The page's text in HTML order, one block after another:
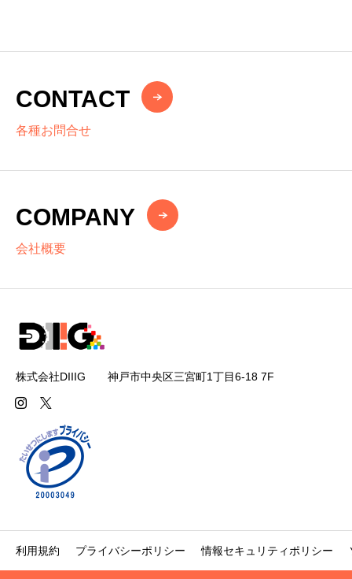
CONTACT
各種お問合せ
COMPANY
会社概要
株式会社DIIIG 神戸市中央区三宮町1丁目6-18 7F
利用規約 プライバシーポリシー 情報セキュリティポリシー